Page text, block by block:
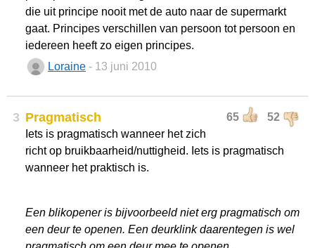
die uit principe nooit met de auto naar de supermarkt
gaat. Principes verschillen van persoon tot persoon en
iedereen heeft zo eigen principes.
Loraine - 13 juni 2010
3 65 52
Pragmatisch
Iets is pragmatisch wanneer het zich
richt op bruikbaarheid/nuttigheid. Iets is pragmatisch
wanneer het praktisch is.
Een blikopener is bijvoorbeeld niet erg pragmatisch om
een deur te openen. Een deurklink daarentegen is wel